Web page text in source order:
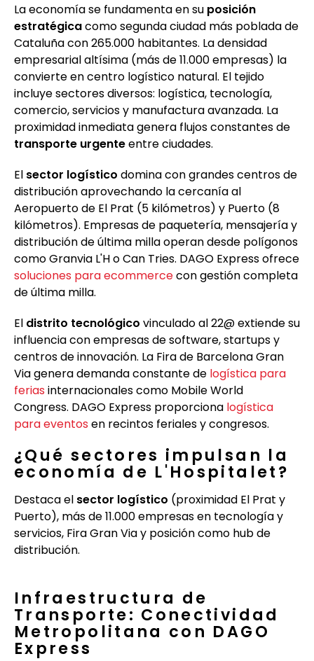
La economía se fundamenta en su posición
estratégicacomo segunda ciudad más poblada de
Cataluña con 265.000 habitantes. La densidad
empresarial altísima (más de 11.000 empresas) la
convierte en centro logístico natural. El tejido
incluye sectores diversos: logística, tecnología,
comercio, servicios y manufactura avanzada. La
proximidad inmediata genera flujos constantes de
transporte urgenteentre ciudades.
El sector logístico domina con grandes centros de
distribución aprovechando la cercanía al
Aeropuerto de El Prat (5 kilómetros) y Puerto (8
kilómetros). Empresas de paquetería, mensajería y
distribución de última milla operan desde polígonos
como Granvia L'H o Can Tries. DAGO Express ofrece
soluciones para ecommercecon gestión completa
de última milla.
El distrito tecnológico vinculado al 22@ extiende su
influencia con empresas de software, startups y
centros de innovación. La Fira de Barcelona Gran
Via genera demanda constante de logística para
ferias internacionales como Mobile World
Congress. DAGO Express proporciona logística
para eventos en recintos feriales y congresos.
¿Qué sectores impulsan la
economía de L'Hospitalet?
Destaca el sector logístico (proximidad El Prat y
Puerto), más de 11.000 empresas en tecnología y
servicios, Fira Gran Via y posición como hub de
distribución.
Infraestructura de
Transporte: Conectividad
Metropolitana con DAGO
Express